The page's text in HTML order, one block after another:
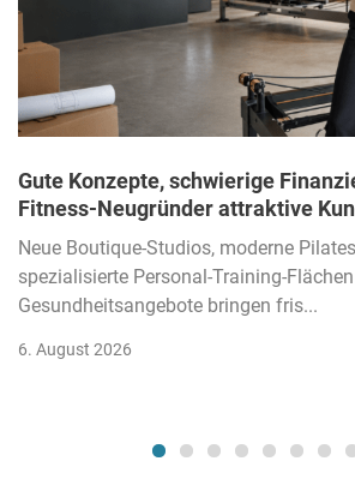
Gute Konzepte, schwierige
Fitness-Neugründer attraktive
Neue Boutique-Studios, moderne
spezialisierte Personal-Training-
Gesundheitsangebote bringen fris...
6. August 2026